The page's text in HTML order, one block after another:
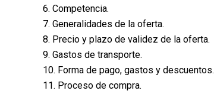
6. Competencia.
7. Generalidades de la oferta.
8. Precio y plazo de validez de la oferta.
9. Gastos de transporte.
10. Forma de pago, gastos y descuentos.
11. Proceso de compra.